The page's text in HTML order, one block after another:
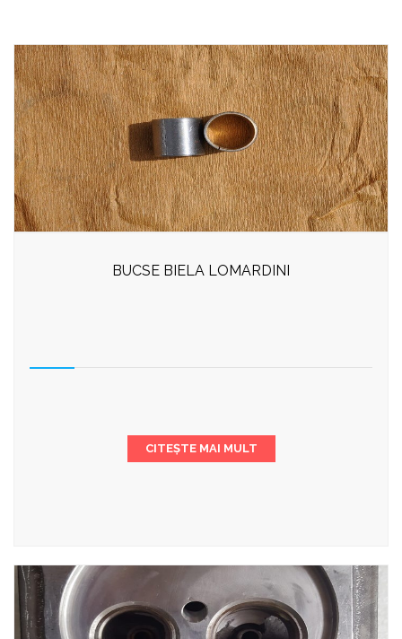
BUCSE BIELA LOMARDINI
CITEȘTE MAI MULT